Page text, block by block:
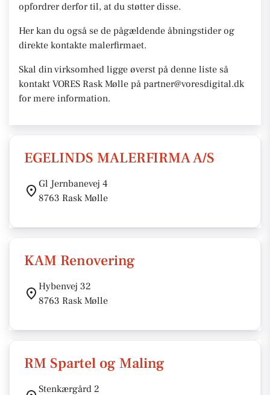
opfordrer derfor til, at du støtter disse.
Her kan du også se de pågældende åbningstider og
direkte kontakte malerfirmaet.
Skal din virksomhed ligge øverst på denne liste så
kontakt VORES Rask Mølle på partner@voresdigital.dk
for mere information.
EGELINDS MALERFIRMA A/S
Gl Jernbanevej 4
8763 Rask Mølle
KAM Renovering
Hybenvej 32
8763 Rask Mølle
RM Spartel og Maling
Stenkærgård 2